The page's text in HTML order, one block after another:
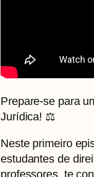
Prepare-se para
Jurídica! ⚖️
Neste primeiro
estudantes de
professores, te